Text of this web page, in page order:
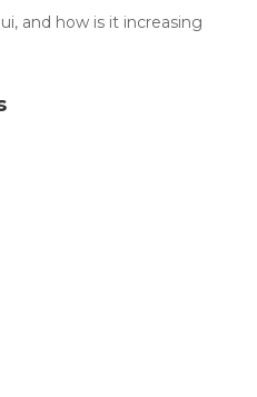
and how is it increasing